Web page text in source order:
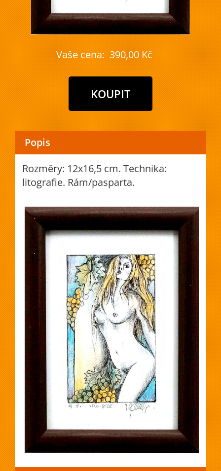
Vaše cena: 390,00 Kč
Popis
Rozměry: 12x16,5 cm. Technika:
litografie. Rám/pasparta.